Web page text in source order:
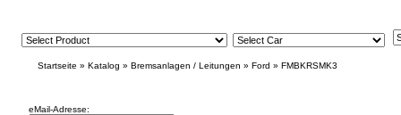
Startseite » Katalog » Bremsanlagen / Leitungen » Ford » FMBKRSMK3
eMail-Adresse: